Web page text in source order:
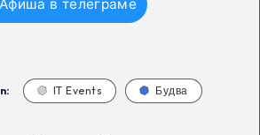
Афиша в телеграме
IT Events Будва